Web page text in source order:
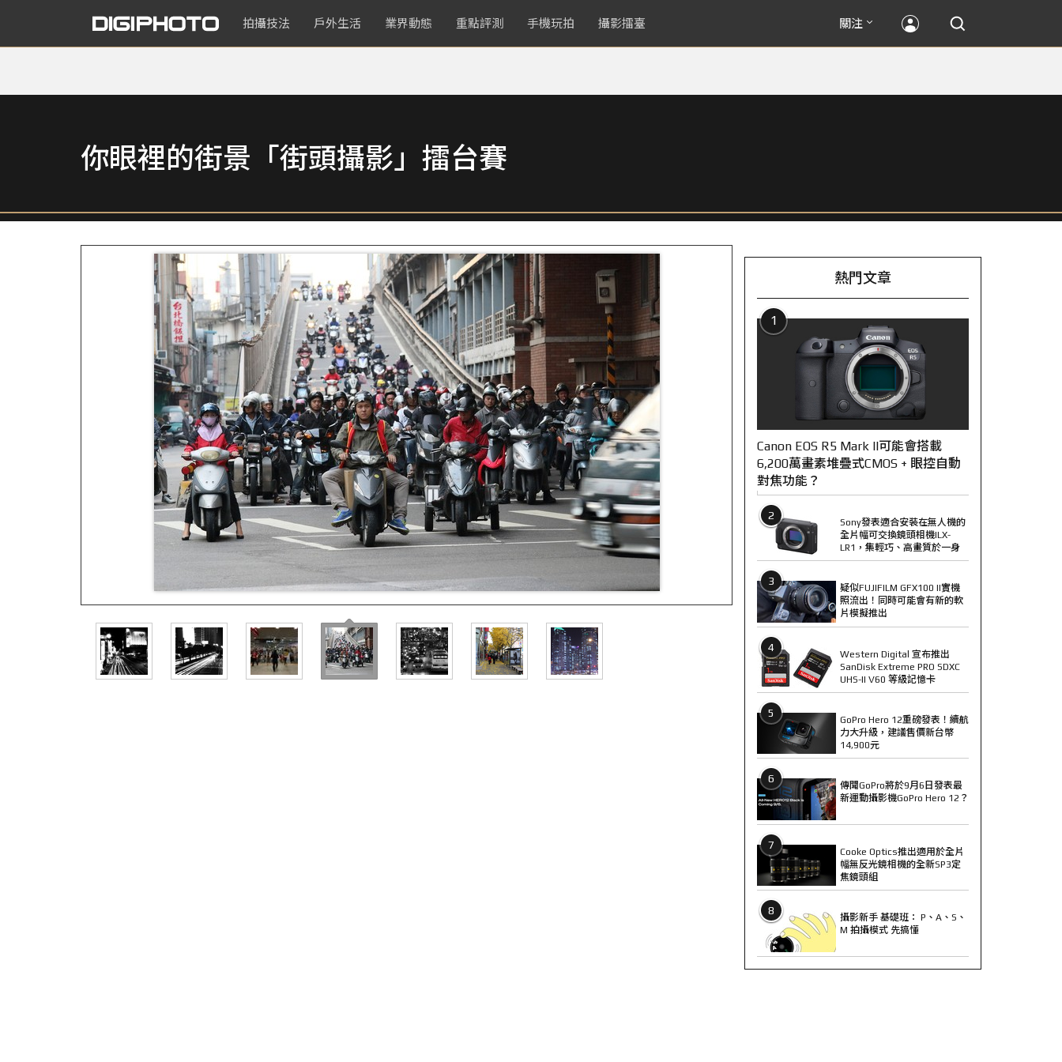
拍攝技法 戶外生活 業界動態 重點評測 手機玩拍 攝影擂臺 關注
你眼裡的街景「街頭攝影」擂台賽
熱門文章
1
Canon EOS R5 Mark II可能會搭載
6,200萬畫素堆疊式CMOS + 眼控自動
對焦功能？
2
Sony發表適合安裝在無人機的
全片幅可交換鏡頭相機ILX-
LR1，集輕巧、高畫質於一身
3
疑似FUJIFILM GFX100 II實機
照流出！同時可能會有新的軟
片模擬推出
4
Western Digital 宣布推出
SanDisk Extreme PRO SDXC
UHS-II V60 等級記憶卡
5
GoPro Hero 12重磅發表！續航
力大升級，建議售價新台幣
14,900元
6
傳聞GoPro將於9月6日發表最
新運動攝影機GoPro Hero 12？
7
Cooke Optics推出適用於全片
幅無反光鏡相機的全新SP3定
焦鏡頭組
8
攝影新手 基礎班： P、A、S、
M 拍攝模式 先搞懂